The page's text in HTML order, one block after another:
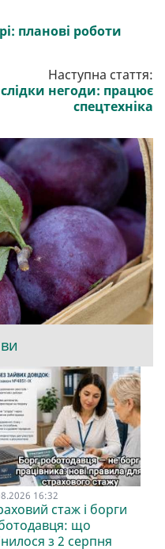
планові роботи
Наступна стаття:
негоди: працює
спецтехніка
16:32
стаж і борги
що
з 2 серпня